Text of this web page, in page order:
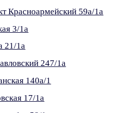
Красноармейский 59а/1а
3/1а
21/1а
247/1а
140а/1
17/1а